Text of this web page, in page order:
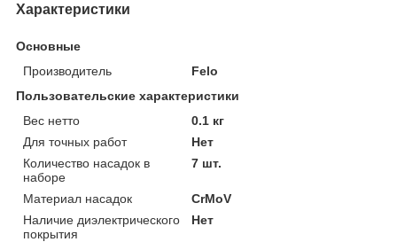
Характеристики
Основные
Производитель
Felo
Пользовательские характеристики
Вес нетто
0.1 кг
Для точных работ
Нет
Количество насадок в
наборе
7 шт.
Материал насадок
CrMoV
Наличие диэлектрического
покрытия
Нет